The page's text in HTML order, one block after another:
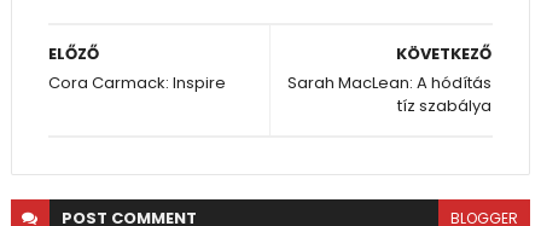
KÖVETKEZŐ
Sarah MacLean: A hódítás
tíz szabálya
ELŐZŐ
Cora Carmack: Inspire
POST COMMENT BLOGGER